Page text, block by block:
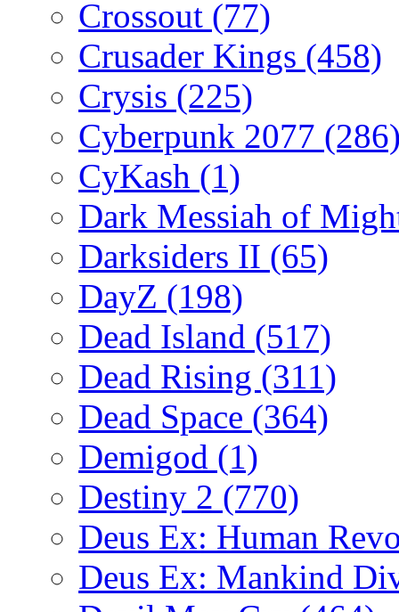
Crossout (77)
Crusader Kings (458)
Crysis (225)
Cyberpunk 2077
CyKash (1)
Dark Messiah of
Darksiders II (65)
DayZ (198)
Dead Island (517)
Dead Rising (311)
Dead Space (364)
Demigod (1)
Destiny 2 (770)
Deus Ex: Human
Deus Ex: Mankind